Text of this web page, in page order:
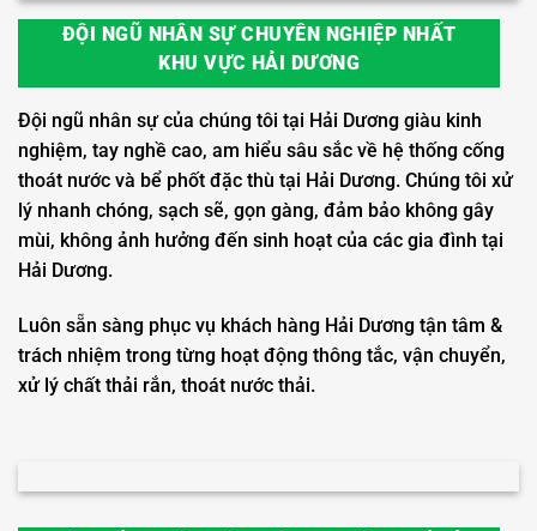
ĐỘI NGŨ NHÂN SỰ CHUYÊN NGHIỆP NHẤT
KHU VỰC HẢI DƯƠNG
Đội ngũ nhân sự của chúng tôi tại Hải Dương giàu kinh
nghiệm, tay nghề cao, am hiểu sâu sắc về hệ thống cống
thoát nước và bể phốt đặc thù tại Hải Dương. Chúng tôi xử
lý nhanh chóng, sạch sẽ, gọn gàng, đảm bảo không gây
mùi, không ảnh hưởng đến sinh hoạt của các gia đình tại
Hải Dương.
Luôn sẵn sàng phục vụ khách hàng Hải Dương tận tâm &
trách nhiệm trong từng hoạt động thông tắc, vận chuyển,
xử lý chất thải rắn, thoát nước thải.